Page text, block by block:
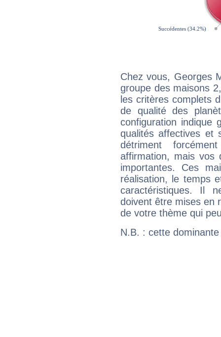
Chez vous, Georges
groupe des maisons
les critères complets
de qualité des
configuration indique
qualités affectives et
détriment
affirmation, mais
importantes. Ces
réalisation, le temps
caractéristiques. Il
doivent être mises en
de votre thème qui
N.B. : cette